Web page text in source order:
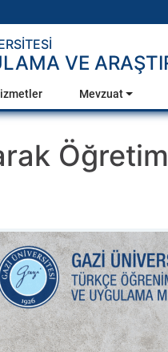
VE
Mevzuat